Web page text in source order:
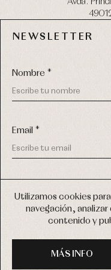
Utilizamos cookies
navegación,
contenido y
MÁS INFO
Avda.
Tel: 980
TODOS
NEWSLETTER
Nombre *
Email *
mis datos personales
(*) Quiero recibir
personalizadas de